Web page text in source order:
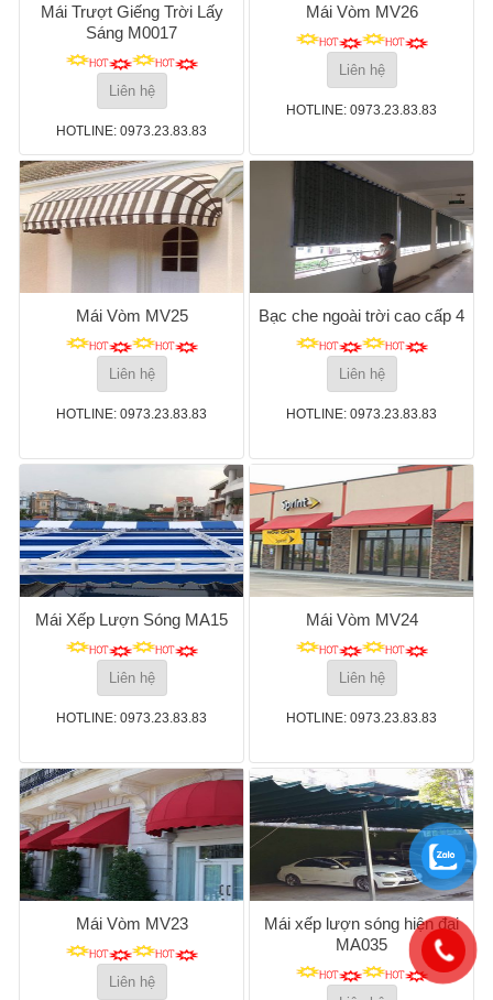
Mái Trượt Giếng Trời Lấy
Sáng M0017
Liên hệ
HOTLINE: 0973.23.83.83
Mái Vòm MV26
Liên hệ
HOTLINE: 0973.23.83.83
Mái Vòm MV25
Liên hệ
HOTLINE: 0973.23.83.83
Bạc che ngoài trời cao cấp 4
Liên hệ
HOTLINE: 0973.23.83.83
Mái Xếp Lượn Sóng MA15
Liên hệ
HOTLINE: 0973.23.83.83
Mái Vòm MV24
Liên hệ
HOTLINE: 0973.23.83.83
Mái Vòm MV23
Liên hệ
Mái xếp lượn sóng hiện đại
MA035